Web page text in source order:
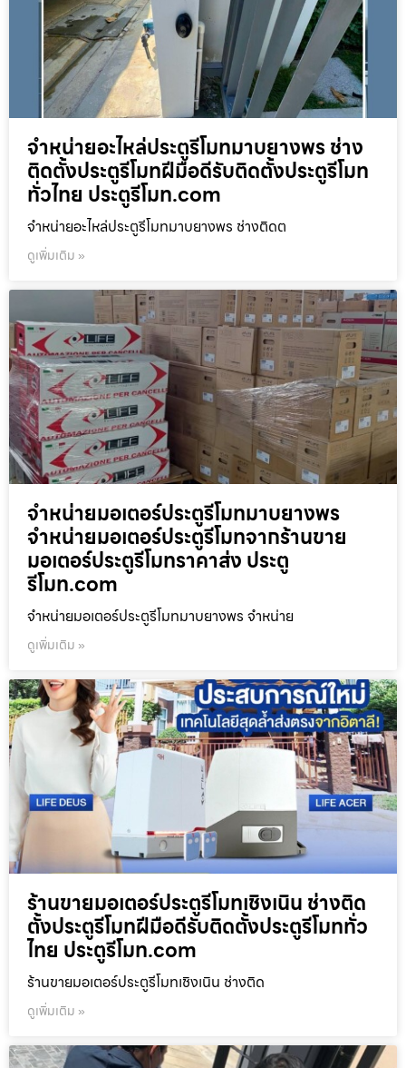
จำหน่ายอะไหล่ประตูรีโมทมาบยางพร ช่าง
ติดตั้งประตูรีโมทฝีมือดีรับติดตั้งประตูรีโมท
ทั่วไทย ประตูรีโมท.com
จำหน่ายอะไหล่ประตูรีโมทมาบยางพร ช่างติดต
ดูเพิ่มเติม »
จำหน่ายมอเตอร์ประตูรีโมทมาบยางพร
จำหน่ายมอเตอร์ประตูรีโมทจากร้านขาย
มอเตอร์ประตูรีโมทราคาส่ง ประตู
รีโมท.com
จำหน่ายมอเตอร์ประตูรีโมทมาบยางพร จำหน่าย
ดูเพิ่มเติม »
ร้านขายมอเตอร์ประตูรีโมทเชิงเนิน ช่างติด
ตั้งประตูรีโมทฝีมือดีรับติดตั้งประตูรีโมททั่ว
ไทย ประตูรีโมท.com
ร้านขายมอเตอร์ประตูรีโมทเชิงเนิน ช่างติด
ดูเพิ่มเติม »